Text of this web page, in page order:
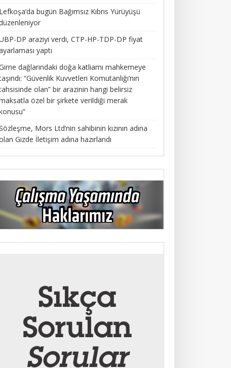
Lefkoşa’da bugün Bağımsız Kıbrıs Yürüyüşü
DP araziyi verdi, CTP-HP-TDP-DP fiyat
yaptı
dağlarındaki doğa katliamı mahkemeye
“Güvenlik Kuvvetleri Komutanlığı’nın
olan” bir arazinin hangi belirsiz
özel bir şirkete verildiği merak
Mors Ltd’nin sahibinin kızının adına
Gizde İletişim adına hazırlandı